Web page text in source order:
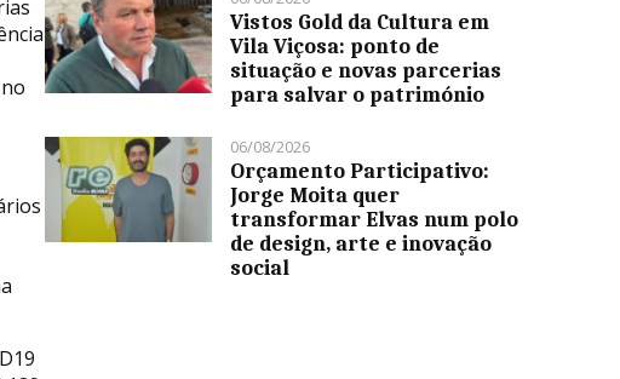
Vistos Gold da Cultura em
Vila Viçosa: ponto de
situação e novas parcerias
para salvar o património
06/08/2026
Orçamento Participativo:
Jorge Moita quer
transformar Elvas num polo
de design, arte e inovação
social